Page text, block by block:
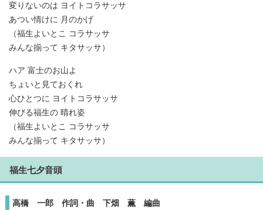
変りないのは ヨイトコラサッサ
あつい情けに 月のかげ
（福生よいとこ コラサッサ
みんな揃って キタサッサ）
ハア 富士のお山よ
ちょいと見ておくれ
心ひとつに ヨイトコラサッサ
伸びる福生の 晴れ姿
（福生よいとこ コラサッサ
みんな揃って キタサッサ）
福生七夕音頭
高橋 一郎 作詞・曲 下畑 薫 編曲